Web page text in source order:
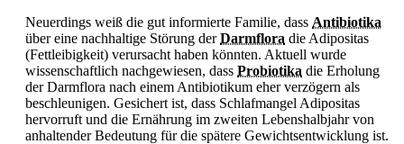
Neuerdings weiß die gut informierte Familie, dass Antibiotika
über eine nachhaltige Störung derDarmflora die Adipositas
(Fettleibigkeit) verursacht haben könnten. Aktuell wurde
wissenschaftlich nachgewiesen, dass Probiotika die Erholung
derDarmflora nach einem Antibiotikum eher verzögern als
beschleunigen. Gesichert ist, dass Schlafmangel Adipositas
hervorruft und die Ernährung im zweiten Lebenshalbjahr von
anhaltender Bedeutung für die spätere Gewichtsentwicklung ist.